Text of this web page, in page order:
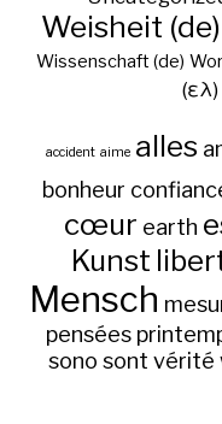
Weisheit (de)
Wissenschaft (de)
(ελ)
accident aime alles
bonheur
cœur earth
Kunst
Mensch
pensées
sono sont vérité